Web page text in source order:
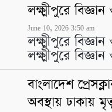
লক্ষ্মীপুরে
June 10, 2026 3:50 am
লক্ষ্মীপুরে
লক্ষ্মীপুরে
বাংলাদেশ
অবস্থায় ঢাকায়